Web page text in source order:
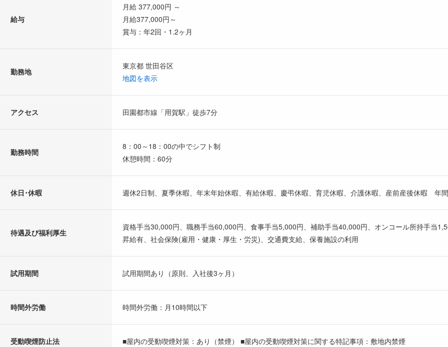
給与
月給 377,000円 ～
月給377,000円～
賞与：年2回・1.2ヶ月
勤務地
東京都 世田谷区
地図を表示
アクセス 田園都市線「用賀駅」徒歩7分
勤務時間
8：00～18：00の中でシフト制
休憩時間：60分
休日･休暇 週休2日制、夏季休暇、年末年始休暇、有給休暇、慶弔休暇、育児休暇、介護休暇、産前産後休暇 年
待遇及び福利厚生
資格手当30,000円、職務手当60,000円、食事手当5,000円、補助手当40,000円、オンコール所持手当
昇給有、社会保険(雇用・健康・厚生・労災)、交通費支給、保養施設の利用
試用期間 試用期間あり（原則、入社後3ヶ月）
時間外労働 時間外労働：月10時間以下
受動喫煙防止法 ■屋内の受動喫煙対策：あり（禁煙） ■屋内の受動喫煙対策に関する特記事項：敷地内禁煙